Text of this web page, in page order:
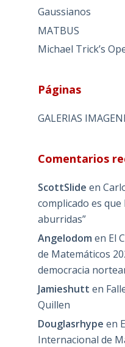
Gaussianos
MATBUS
Michael Trick’s
Páginas
GALERIAS
Comentarios
ScottSlide en
complicado es
aburridas”
Angelodom en El
de Matemáticos
democracia
Jamieshutt en
Quillen
Douglasrhype en
Internacional de